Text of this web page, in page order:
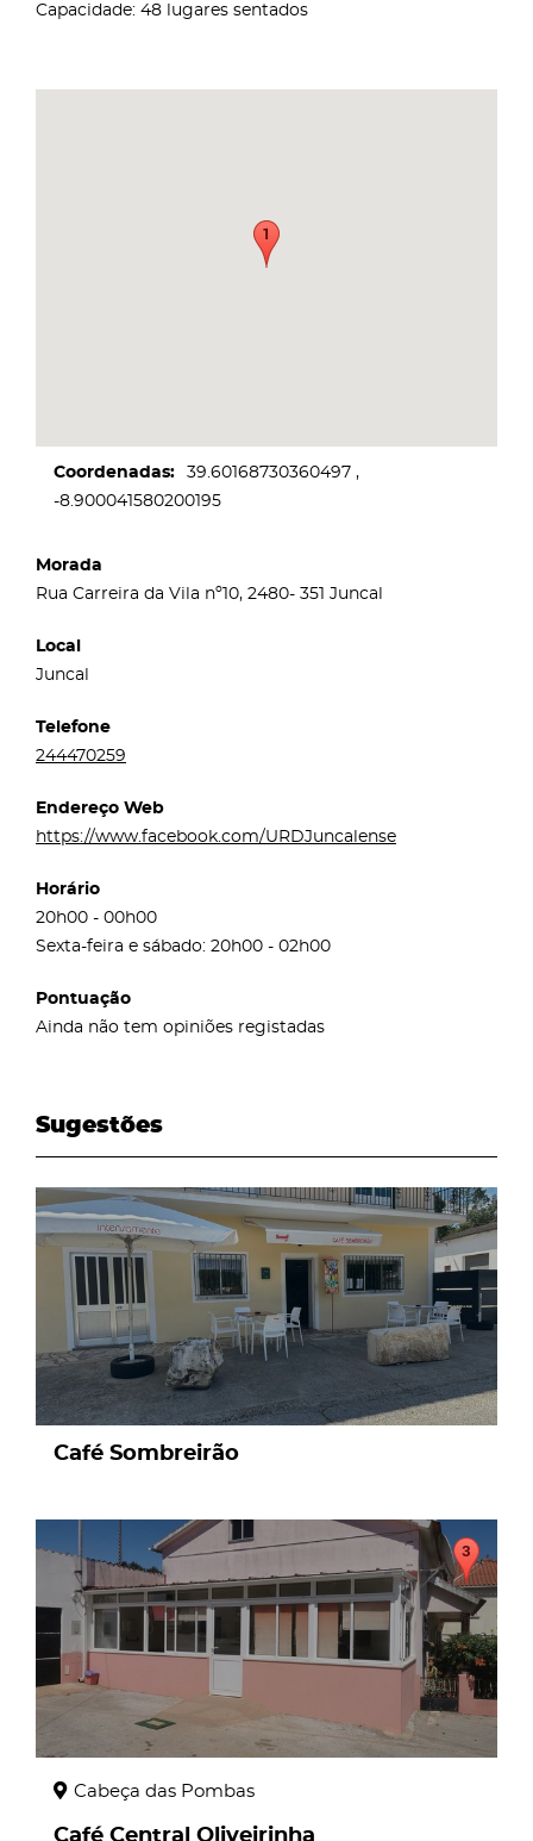
Capacidade: 48 lugares sentados
Coordenadas
39.60168730360497
-8.900041580200195
Morada
Rua Carreira da Vila nº10, 2480- 351 Juncal
Local
Juncal
Telefone
244470259
Endereço Web
https://www.facebook.com/URDJuncalense
Horário
20h00 - 00h00
Sexta-feira e sábado: 20h00 - 02h00
Pontuação
Ainda não tem opiniões registadas
Sugestões
page
Café Sombreirão
Cabeça das Pombas
Café Central Oliveirinha